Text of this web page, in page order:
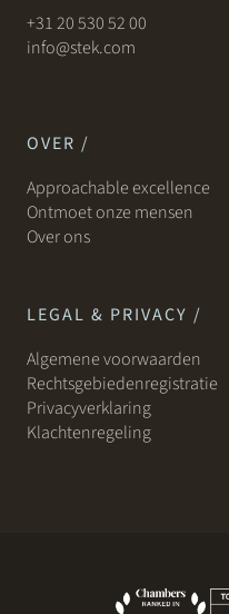
+31 20 530 52 00
info@stek.com
OVER /
Approachable excellence
Ontmoet onze mensen
Over ons
LEGAL & PRIVACY /
Algemene voorwaarden
Rechtsgebiedenregistratie
Privacyverklaring
Klachtenregeling